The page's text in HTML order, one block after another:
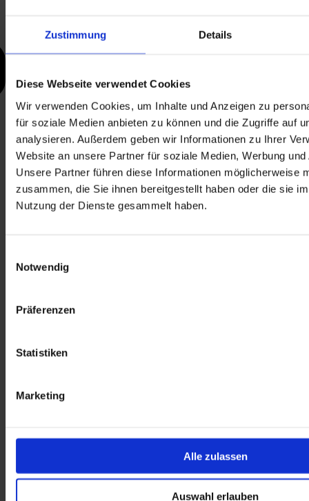
Zustimmung Details
Diese Webseite verwendet Cookies
Wir verwenden Cookies, um Inhalte und Anzeigen zu
für soziale Medien anbieten zu können und die Zugriffe auf
analysieren. Außerdem geben wir Informationen zu Ihrer
Website an unsere Partner für soziale Medien, Werbung
Unsere Partner führen diese Informationen möglicherweise
zusammen, die Sie ihnen bereitgestellt haben oder die sie
Nutzung der Dienste gesammelt haben.
Notwendig
Präferenzen
Statistiken
Marketing
Alle zulassen
Auswahl erlauben